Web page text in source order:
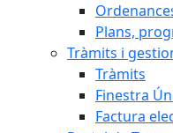
Plans,
Tràmits i
Tràmits
Finestra
Factura